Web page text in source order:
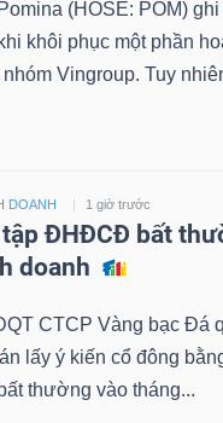
(HOSE: POM)
khôi phục một phần
Vingroup. Tuy
DOANH 1 giờ trước
ĐHĐCĐ bất
doanh
CTCP Vàng bạc Đá
lấy ý kiến cổ đông
thường vào tháng...